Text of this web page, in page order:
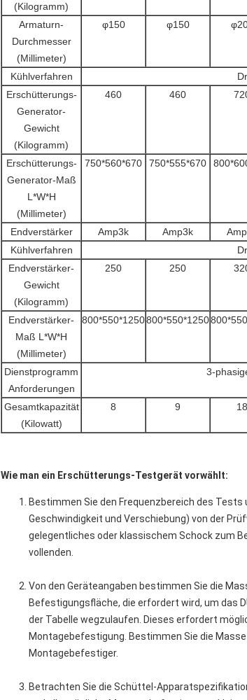
(Kilogramm)
Armaturn-
Durchmesser
(Millimeter)
φ150 φ150
Kühlverfahren
Erschütterungs-
Generator-
Gewicht
(Kilogramm)
460 460
Erschütterungs-
Generator-Maß
L*W*H
(Millimeter)
750*560*670 750*555*670
Endverstärker Amp3k Amp3k
Kühlverfahren
Endverstärker-
Gewicht
(Kilogramm)
250 250
Endverstärker-
Maß L*W*H
(Millimeter)
800*550*1250800*550*1250
Dienstprogramm
Anforderungen
3-
Gesamtkapazität
(Kilowatt)
8 9 18
Wie man ein Erschütterungs-Testgerät vorwählt:
Bestimmen Sie den Frequenzbereich des
Geschwindigkeit und Verschiebung) von der
gelegentliches oder klassischem Schock zum
vollenden.
Von den Geräteangaben bestimmen Sie die
Befestigungsfläche, die erfordert wird, um das
der Tabelle wegzulaufen. Dieses erfordert
Montagebefestigung. Bestimmen Sie die
Montagebefestiger.
Betrachten Sie die Schüttel-